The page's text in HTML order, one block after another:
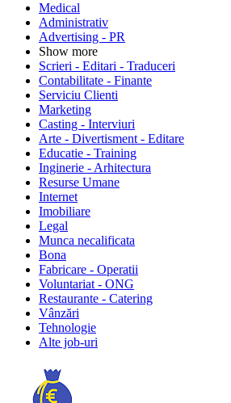
Medical
Administrativ
Advertising - PR
Show more
Scrieri - Editari - Traduceri
Contabilitate - Finante
Serviciu Clienti
Marketing
Casting - Interviuri
Arte - Divertisment - Editare
Educatie - Training
Inginerie - Arhitectura
Resurse Umane
Internet
Imobiliare
Legal
Munca necalificata
Bona
Fabricare - Operatii
Voluntariat - ONG
Restaurante - Catering
Vânzări
Tehnologie
Alte job-uri